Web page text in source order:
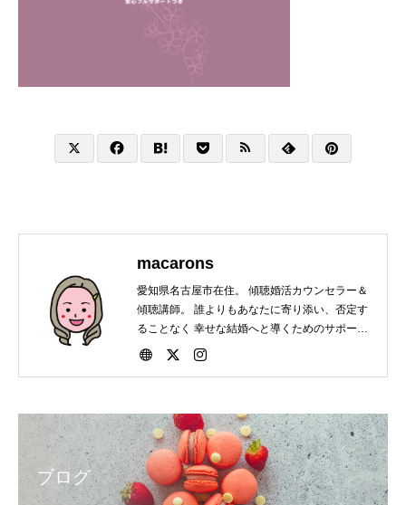
macarons
愛知県名古屋市在住。 傾聴婚活カウンセラー＆
傾聴講師。 誰よりもあなたに寄り添い、否定す
ることなく 幸せな結婚へと導くためのサポート
をしています。 会員・非会員関係なく結婚にま
ブログ